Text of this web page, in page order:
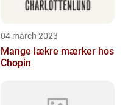
04 march 2023
Mange lækre mærker hos
Chopin